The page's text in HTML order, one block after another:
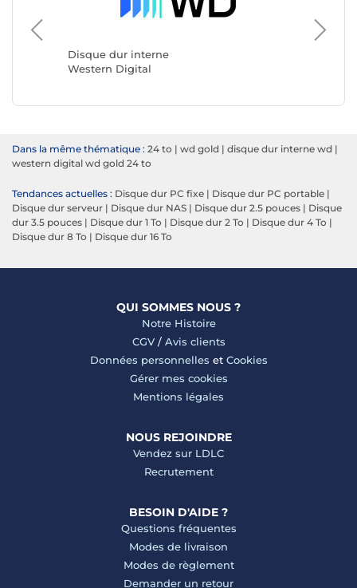
Disque dur interne
Western Digital
Disque
Dans la même thématique : 24 to | wd gold | disque dur interne wd |
western digital wd gold 24 to
Tendances actuelles : Disque dur PC fixe | Disque dur PC portable |
Disque dur serveur | Disque dur NAS | Disque dur 2.5 pouces | Disque
dur 3.5 pouces | Disque dur 1 To | Disque dur 2 To | Disque dur 4 To |
Disque dur 8 To | Disque dur 16 To
QUI SOMMES NOUS ?
Notre Histoire
CGV/ Avis clients
Données personnelles et Cookies
Gérer mes cookies
Mentions légales
NOUS REJOINDRE
Vendez sur LDLC
Recrutement
BESOIN D'AIDE ?
Questions fréquentes
Modes de livraison
Modes de règlement
Demander un retour